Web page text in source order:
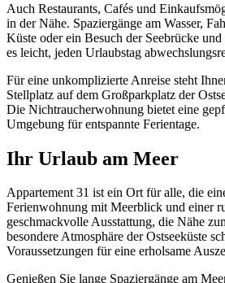
Auch Restaurants, Cafés und
in der Nähe. Spaziergänge am Wasser,
Küste oder ein Besuch der Seebrücke und
es leicht, jeden Urlaubstag
Für eine unkomplizierte Anreise steht
Stellplatz auf dem Großparkplatz der
Die Nichtraucherwohnung bietet eine
Umgebung für entspannte Ferientage.
Ihr Urlaub am Meer
Appartement 31 ist ein Ort für alle, die
Ferienwohnung mit Meerblick und einer
geschmackvolle Ausstattung, die Nähe
besondere Atmosphäre der Ostseeküste
Voraussetzungen für eine erholsame
Genießen Sie lange Spaziergänge am